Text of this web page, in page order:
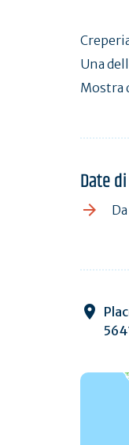
Una
Mostra
Date
Da